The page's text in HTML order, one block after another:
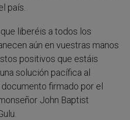
país.
liberéis a todos los
aún en vuestras manos
positivos que estáis
solución pacífica al
firmado por el
John Baptist